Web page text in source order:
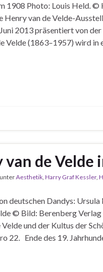
1908 Photo: Louis Held. ©
van de Velde-
2013 präsentiert von
Velde (1863–1957) wird
van de Velde
Aesthetik, Harry Graf Kessler,
deutschen Dandys:
© Bild: Berenberg
und der Kultus der
22. Ende des 19.